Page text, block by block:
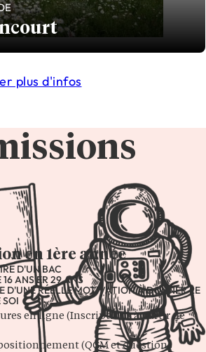
plus d'infos
en 1ère année
D'UN BAC
16 ANS ER 29 ANS
D'UNE RÉELLE MOTIVATION À DONNER LE
SOI
en ligne (Inscriptions à partir de
(QCM et questions